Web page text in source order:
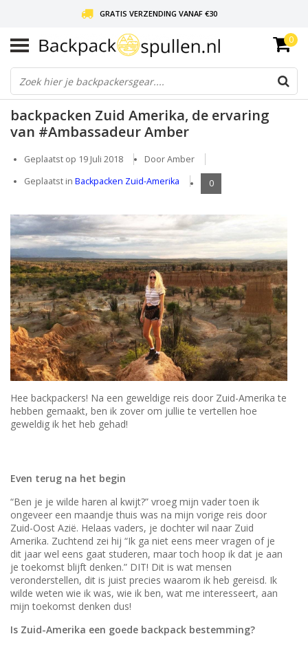
GRATIS VERZENDING VANAF €30
LIEFDE VOOR BACKPACKEN!
30 DAGEN GRATIS RETOUR
0
backpacken Zuid Amerika, de ervaring
van #Ambassadeur Amber
Geplaatst op 19 Juli 2018
Door Amber
Geplaatst in Backpacken Zuid-Amerika 0
Hee backpackers! Na een geweldige reis door Zuid-Amerika te
hebben gemaakt, ben ik zover om jullie te vertellen hoe
geweldig ik het heb gehad!
Even terug na het begin
“Ben je je wilde haren al kwijt?” vroeg mijn vader toen ik
ongeveer een maandje thuis was na mijn vorige reis door
Zuid-Oost Azië. Helaas vaders, je dochter wil naar Zuid
Amerika. Zuchtend zei hij “Ik ga niet eens meer vragen of je
dit jaar wel eens gaat studeren, maar toch hoop ik dat je aan
je toekomst blijft denken.” DIT! Dit is wat mensen
veronderstellen, dit is juist precies waarom ik heb gereisd. Ik
wilde weten wie ik was, wie ik ben, wat me interesseert, aan
mijn toekomst denken dus!
Is Zuid-Amerika een goede backpack bestemming?